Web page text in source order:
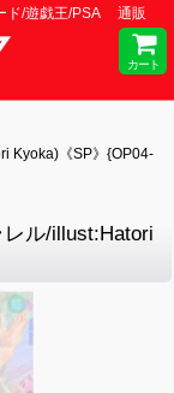
ド/遊戯王/PSA 通販
カート
Kyoka)《SP》{OP04-
レル/illust:Hatori